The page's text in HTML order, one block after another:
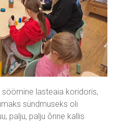
lasteaia koridoris,
sündmuseks oli
palju, palju õnne kallis